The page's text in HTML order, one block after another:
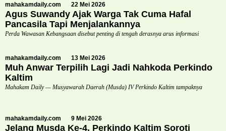
mahakamdaily.com 22 Mei 2026
Agus Suwandy Ajak Warga Tak Cuma Hafal
Pancasila Tapi Menjalankannya
Perda Wawasan Kebangsaan disebut penting di tengah derasnya arus informasi
mahakamdaily.com 13 Mei 2026
Muh Anwar Terpilih Lagi Jadi Nahkoda Perkindo
Kaltim
Mahakam Daily — Musyawarah Daerah (Musda) IV Perkindo Kaltim tampaknya
mahakamdaily.com 9 Mei 2026
Jelang Musda Ke-4, Perkindo Kaltim Soroti